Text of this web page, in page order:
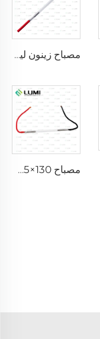
مصباح زينون ليزري L2021-7×65×130 مم
مصباح IPL P2021-7×65×130 مم